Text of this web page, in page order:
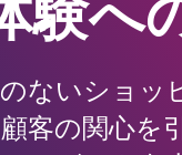
験へ
ないショッ
客の関心を